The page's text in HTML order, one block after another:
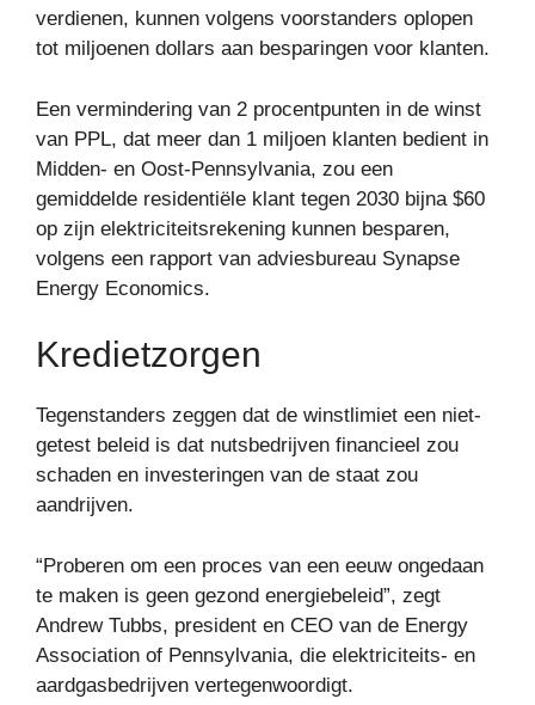
verdienen, kunnen volgens voorstanders oplopen
tot miljoenen dollars aan besparingen voor klanten.
Een vermindering van 2 procentpunten in de winst
van PPL, dat meer dan 1 miljoen klanten bedient in
Midden- en Oost-Pennsylvania, zou een
gemiddelde residentiële klant tegen 2030 bijna $60
op zijn elektriciteitsrekening kunnen besparen,
volgens een rapport van adviesbureau Synapse
Energy Economics.
Kredietzorgen
Tegenstanders zeggen dat de winstlimiet een niet-
getest beleid is dat nutsbedrijven financieel zou
schaden en investeringen van de staat zou
aandrijven.
“Proberen om een ​​proces van een eeuw ongedaan
te maken is geen gezond energiebeleid”, zegt
Andrew Tubbs, president en CEO van de Energy
Association of Pennsylvania, die elektriciteits- en
aardgasbedrijven vertegenwoordigt.